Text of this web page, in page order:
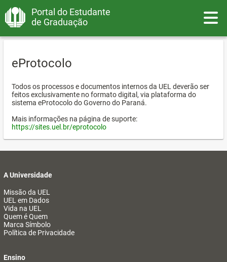
Portal do Estudante
de Graduação
eProtocolo
Todos os processos e documentos internos da UEL deverão ser
feitos exclusivamente no formato digital, via plataforma do
sistema eProtocolo do Governo do Paraná.
Mais informações na página de suporte:
https://sites.uel.br/eprotocolo
A Universidade
Missão da UEL
UEL em Dados
Vida na UEL
Quem é Quem
Marca Símbolo
Política de Privacidade
Ensino